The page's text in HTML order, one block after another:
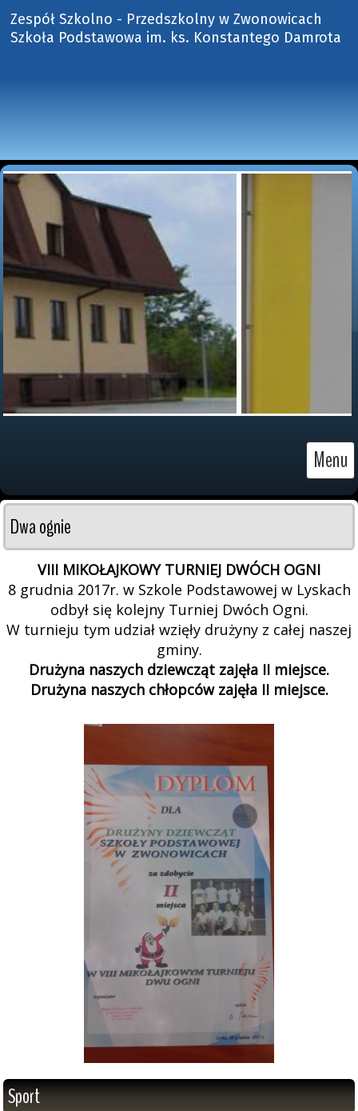
Zespół Szkolno - Przedszkolny w Zwonowicach
Szkoła Podstawowa im. ks. Konstantego Damrota
Menu
Dwa ognie
VIII MIKOŁAJKOWY TURNIEJ DWÓCH OGNI
8 grudnia 2017r. w Szkole Podstawowej w Lyskach
odbył się kolejny Turniej Dwóch Ogni.
W turnieju tym udział wzięły drużyny z całej naszej
gminy.
Drużyna naszych dziewcząt zajęła II miejsce.
Drużyna naszych chłopców zajęła II miejsce.
Sport